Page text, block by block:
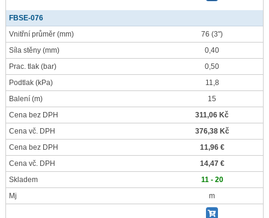
FBSE-076
Vnitřní průměr (mm)
76 (3")
Síla stěny (mm)
0,40
Prac. tlak (bar)
0,50
Podtlak (kPa)
11,8
Balení (m)
15
Cena bez DPH
311,06 Kč
Cena vč. DPH
376,38 Kč
Cena bez DPH
11,96 €
Cena vč. DPH
14,47 €
Skladem
11 - 20
Mj
m